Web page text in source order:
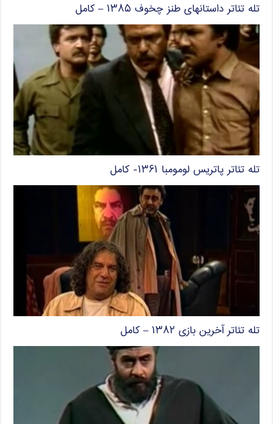
تله تئاتر داستانهای طنز چخوف ۱۳۸۵ – کامل
تله تئاتر پاتریس لومومبا ۱۳۶۱- کامل
تله تئاتر آخرین بازی ۱۳۸۲ – کامل